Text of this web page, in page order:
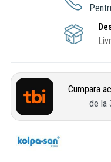
Cumpara
de la